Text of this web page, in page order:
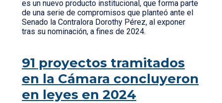
es un nuevo producto institucional, que forma parte
de una serie de compromisos que planteó ante el
Senado la Contralora Dorothy Pérez, al exponer
tras su nominación, a fines de 2024.
91 proyectos tramitados
en la Cámara concluyeron
en leyes en 2024